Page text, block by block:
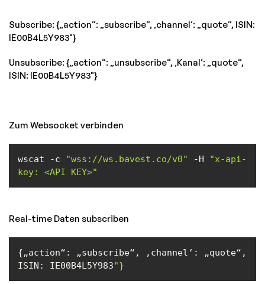
Subscribe: {„action“: „subscribe“, ‚channel‘: „quote“, ISIN:
IE00B4L5Y983"}
Unsubscribe: {„action“: „unsubscribe“, ‚Kanal‘: „quote“,
ISIN: IE00B4L5Y983"}
Zum Websocket verbinden
wscat -c "wss://ws.bavest.co/v0" -H
"x-api-
key: <API KEY>"
Real-time Daten subscriben
{„action“: „subscribe“, ‚channel‘: „quote“,
ISIN: IE00B4L5Y983"}